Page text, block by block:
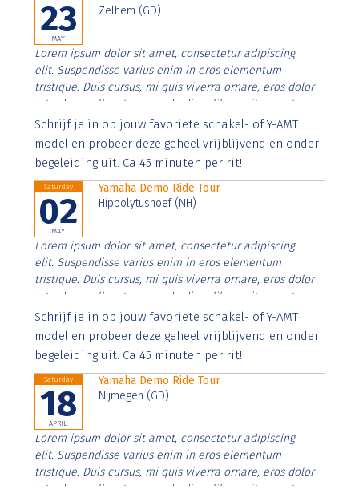
23
MAY
Zelhem (GD)
Lorem ipsum dolor sit amet, consectetur adipiscing
elit. Suspendisse varius enim in eros elementum
tristique. Duis cursus, mi quis viverra ornare, eros dolor
interdum nulla, ut commodo diam libero vitae erat.
Aenean faucibus nibh et justo cursus id rutrum lorem
imperdiet. Nunc ut sem vitae risus tristique posuere.
Schrijf je in op jouw favoriete schakel- of Y-AMT
model en probeer deze geheel vrijblijvend en onder
begeleiding uit. Ca 45 minuten per rit!
Saturday
02
MAY
Yamaha Demo Ride Tour
Hippolytushoef (NH)
Lorem ipsum dolor sit amet, consectetur adipiscing
elit. Suspendisse varius enim in eros elementum
tristique. Duis cursus, mi quis viverra ornare, eros dolor
interdum nulla, ut commodo diam libero vitae erat.
Aenean faucibus nibh et justo cursus id rutrum lorem
imperdiet. Nunc ut sem vitae risus tristique posuere.
Schrijf je in op jouw favoriete schakel- of Y-AMT
model en probeer deze geheel vrijblijvend en onder
begeleiding uit. Ca 45 minuten per rit!
Saturday
18
APRIL
Yamaha Demo Ride Tour
Nijmegen (GD)
Lorem ipsum dolor sit amet, consectetur adipiscing
elit. Suspendisse varius enim in eros elementum
tristique. Duis cursus, mi quis viverra ornare, eros dolor
interdum nulla, ut commodo diam libero vitae erat.